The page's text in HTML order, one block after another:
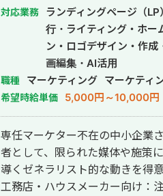
対応業務
ランディングページ（
行・ライティング・ホー
ン・ロゴデザイン・作
画編集・AI活用
職種 マーケティング マーケティ
希望時給単価 5,000円～10,000円
専任マーケター不在の中小企業
者として、限られた媒体や施策
導くゼネラリスト的な動きを得意としております
工務店・ハウスメーカー向け：